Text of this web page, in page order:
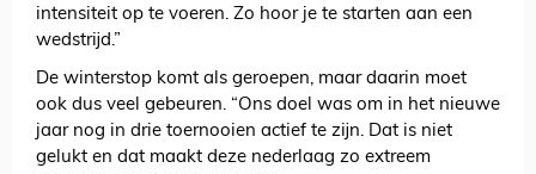
intensiteit op te voeren. Zo hoor je te starten aan een
wedstrijd.”
De winterstop komt als geroepen, maar daarin moet
ook dus veel gebeuren. “Ons doel was om in het nieuwe
jaar nog in drie toernooien actief te zijn. Dat is niet
gelukt en dat maakt deze nederlaag zo extreem